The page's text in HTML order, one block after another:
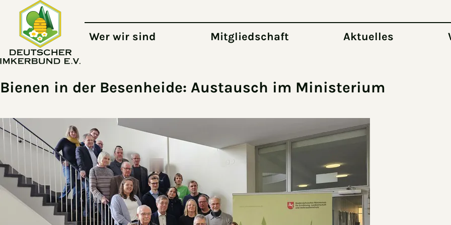
Zum Hauptinhalt springen
Wer wir sind Mitgliedschaft Aktuelles
Bienen in der Besenheide: Austausch im Ministerium